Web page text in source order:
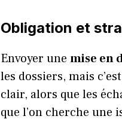
Obligation et
Envoyer une mise en
les dossiers, mais
clair, alors que les
que l’on cherche une